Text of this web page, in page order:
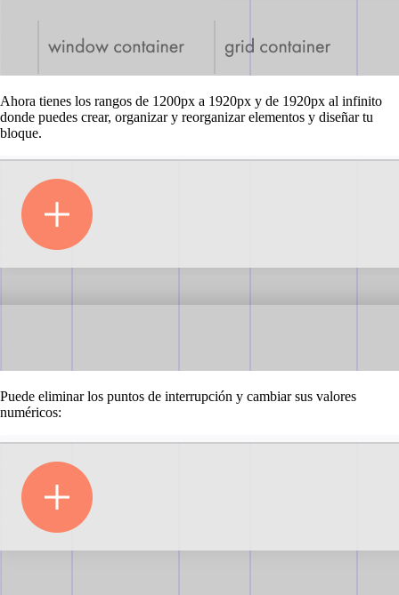
Ahora tienes los rangos de 1200px a 1920px y de 1920px al infinito
donde puedes crear, organizar y reorganizar elementos y diseñar tu
bloque.
Puede eliminar los puntos de interrupción y cambiar sus valores
numéricos: